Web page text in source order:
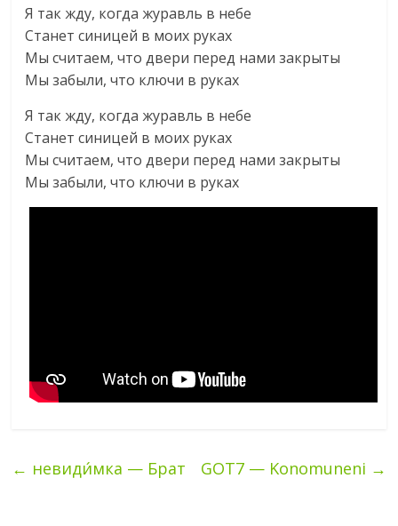
Я так жду, когда журавль в небе
Станет синицей в моих руках
Мы считаем, что двери перед нами закрыты
Мы забыли, что ключи в руках
Я так жду, когда журавль в небе
Станет синицей в моих руках
Мы считаем, что двери перед нами закрыты
Мы забыли, что ключи в руках
← невиди́мка — Брат GOT7 — Konomuneni →